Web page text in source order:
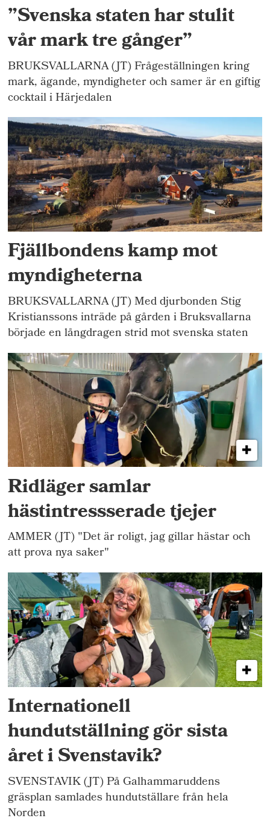
”Svenska staten har stulit
vår mark tre gånger”
BRUKSVALLARNA (JT) Frågeställningen kring
mark, ägande, myndigheter och samer är en giftig
cocktail i Härjedalen
Fjällbondens kamp mot
myndigheterna
BRUKSVALLARNA (JT) Med djurbonden Stig
Kristianssons inträde på gården i Bruksvallarna
började en långdragen strid mot svenska staten
Ridläger samlar
hästintressserade tjejer
AMMER (JT) "Det är roligt, jag gillar hästar och
att prova nya saker"
Internationell
hundutställning gör sista
året i Svenstavik?
SVENSTAVIK (JT) På Galhammaruddens
gräsplan samlades hundutställare från hela
Norden